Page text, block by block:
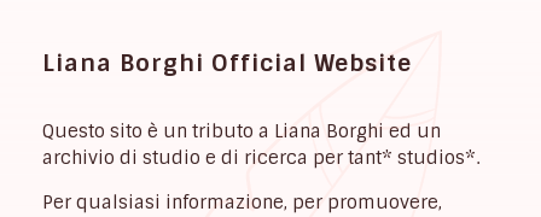
Liana Borghi Official Website
Questo sito è un tributo a Liana Borghi ed un
archivio di studio e di ricerca per tant* studios*.
Per qualsiasi informazione, per promuovere,